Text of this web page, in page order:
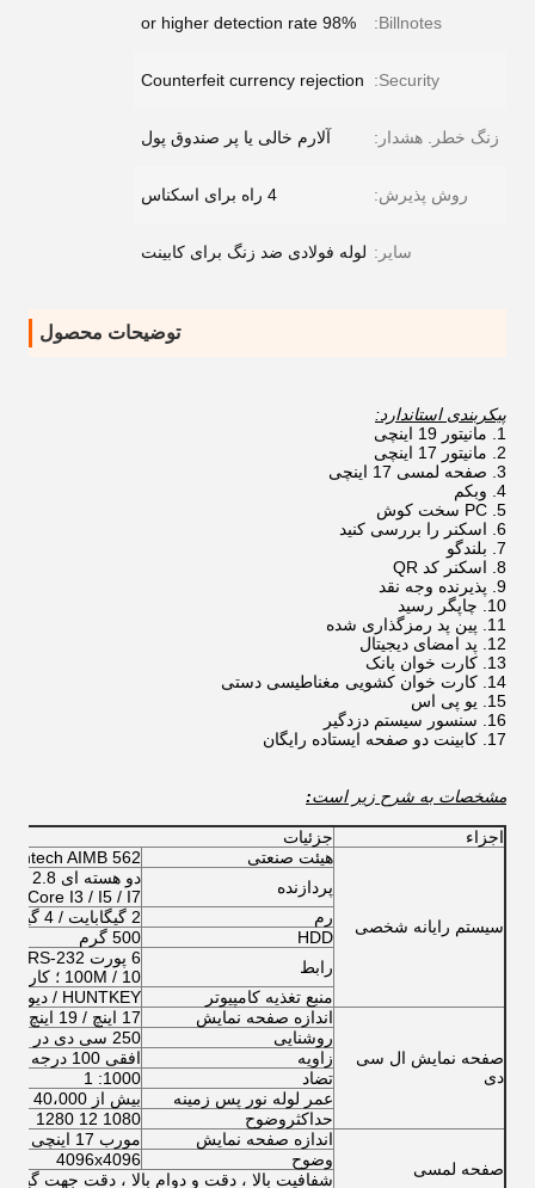
Billnotes:
98% or higher detection rate
Security:
Counterfeit currency rejection
زنگ خطر. هشدار: آلارم خالی یا پر صندوق پول
روش پذیرش: 4 راه برای اسکناس
سایر: لوله فولادی ضد زنگ برای کابینت
توضیحات محصول
پیکربندی استاندارد:
مانیتور 19 اینچی
مانیتور 17 اینچی
صفحه لمسی 17 اینچی
وبکم
PC سخت کوش
اسکنر را بررسی کنید
بلندگو
اسکنر کد QR
پذیرنده وجه نقد
چاپگر رسید
پین پد رمزگذاری شده
پد امضای دیجیتال
کارت خوان بانک
کارت خوان کشویی مغناطیسی دستی
یو پی اس
سنسور سیستم دزدگیر
کابینت دو صفحه ایستاده رایگان
مشخصات به شرح زیر است:
اجزاء جزئیات
سیستم رایانه شخصی
هیئت صنعتی
AIMB 562
پردازنده
Core I3 / I5 / I7
رم
2 گیگابایت / 4 گیگابایت / 8 گیگابایت
HDD
500 گرم
رابط
10 / 100M ؛ کارت شبکه مجتمع ، کارت صدا
منبع تغذیه کامپیوتر
HUNTKEY / دیوار بزرگ
صفحه نمایش ال سی
دی
اندازه صفحه نمایش
17 اینچ / 19 اینچ (اختیاری از 8 اینچ تا 65 اینچ)
روشنایی
250 سی دی در مترمربع
زاویه
افقی 100 درجه بالاتر ؛ عمودی 80 درجه بالاتر
تضاد
1000: 1
عمر لوله نور پس زمینه
بیش از 40،000 ساعت
حداکثروضوح
1080 12 1280
صفحه لمسی
اندازه صفحه نمایش
مورب 17 اینچی (اختیاری از 8 اینچ تا 65 اینچ)
وضوح
4096x4096